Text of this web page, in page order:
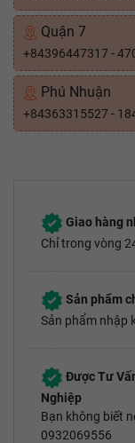
Quận 7
+84396447317 -
Phú Nhuận
+84363315527 -
Giao hàng
Chỉ trong vòng
Sản phẩm
Sản phẩm nhập
Được Tư
Nghiệp
Bạn không biết
0932069556